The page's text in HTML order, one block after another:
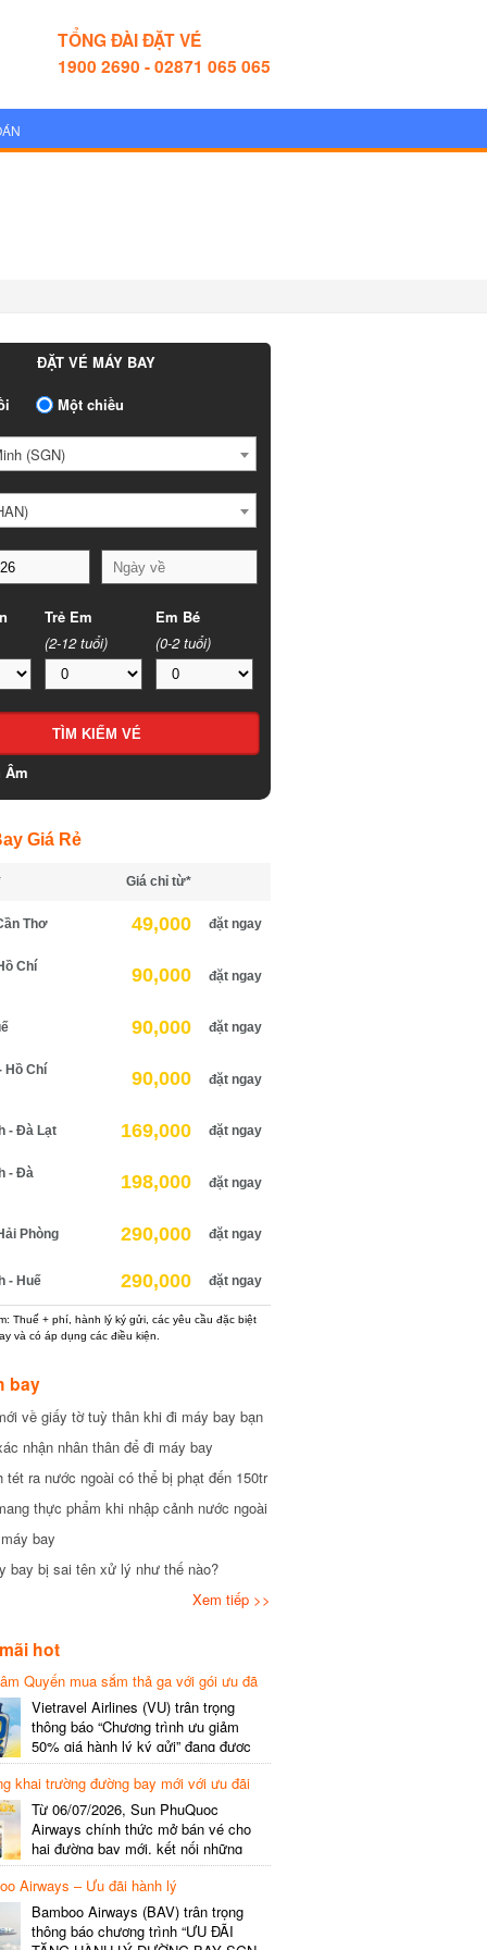
TỔNG ĐÀI ĐẶT VÉ
1900 2690 - 02871 065 065
ĐẶT VÉ MÁY BAY
Một chiều
(SGN)
Trẻ Em
(2-12 tuổi)
Em Bé
(0-2 tuổi)
Âm
Giá Rẻ
Giá chỉ từ*
Thơ 49,000 đặt ngay
Chí
90,000 đặt ngay
90,000 đặt ngay
Hồ Chí
90,000 đặt ngay
- Đà Lạt 169,000 đặt ngay
- Đà
198,000 đặt ngay
Phòng 290,000 đặt ngay
- Huế 290,000 đặt ngay
Thuế + phí, hành lý ký gửi, các yêu cầu đặc biệt
và có áp dụng các điều kiện.
bay
về giấy tờ tuỳ thân khi đi máy bay bạn
nhận nhân thân để đi máy bay
tét ra nước ngoài có thể bị phạt đến 150tr
thực phẩm khi nhập cảnh nước ngoài
bay
bay bị sai tên xử lý như thế nào?
Xem tiếp >>
hot
Quyến mua sắm thả ga với gói ưu đã
gói cước
Vietravel Airlines (VU) trân trọng
thông báo “Chương trình ưu giảm
50% giá hành lý ký gửi” đang được
triển khai cho đường bay quốc tế mới
kết nối từ TP. Hồ Chí Minh
(SGN) đi Thâm Quyến – Trung Quốc
(SZX), chi tiết như sau: LỊCH BAY
CHI TIẾT Đường bay SHCB Giờ khởi
hành Giờ đến Tần suất…
khai trường đường bay mới với ưu đãi
Từ 06/07/2026, Sun PhuQuoc
Airways chính thức mở bán vé cho
hai đường bay mới, kết nối những
điểm đến giàu trải nghiệm, giúp hành
khách khám phá vẻ đẹp thiên nhiên
và văn hóa của miền Trung Việt Nam.
Thông tin đường bay mới Đường bay
Airways – Ưu đãi hành lý
Bamboo Airways (BAV) trân trọng
thông báo chương trình “ƯU ĐÃI